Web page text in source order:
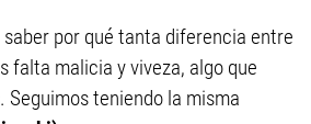
por qué tanta diferencia entre
falta malicia y viveza, algo que
Seguimos teniendo la misma